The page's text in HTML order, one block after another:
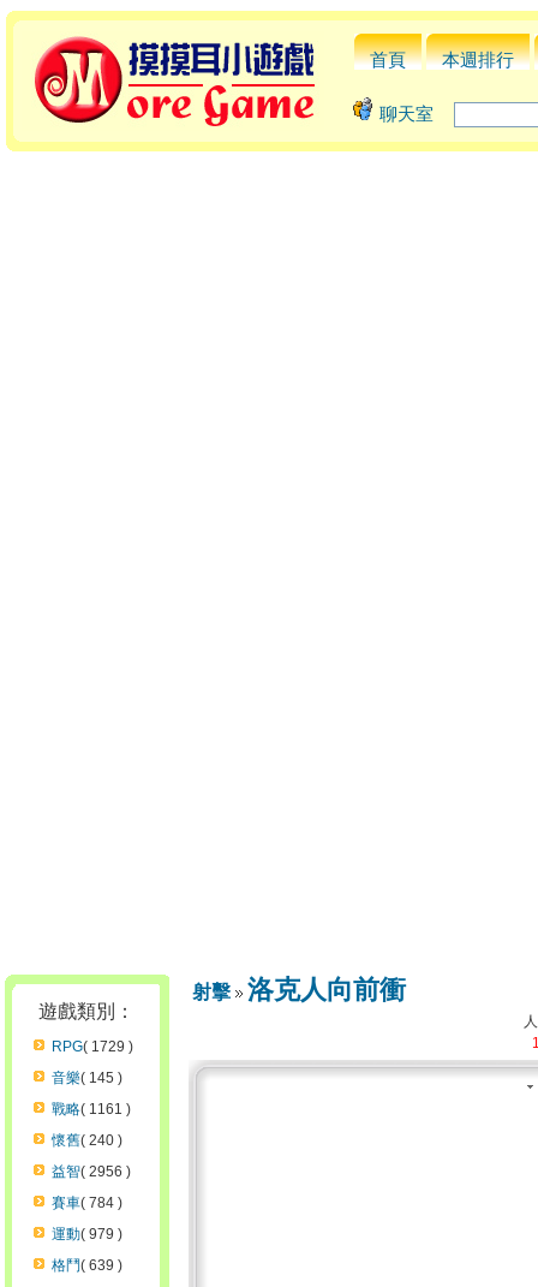
首頁 本週排行
聊天室
遊戲類別：
RPG( 1729 )
音樂( 145 )
戰略( 1161 )
懷舊( 240 )
益智( 2956 )
賽車( 784 )
運動( 979 )
格鬥( 639 )
射擊 洛克人向前衝